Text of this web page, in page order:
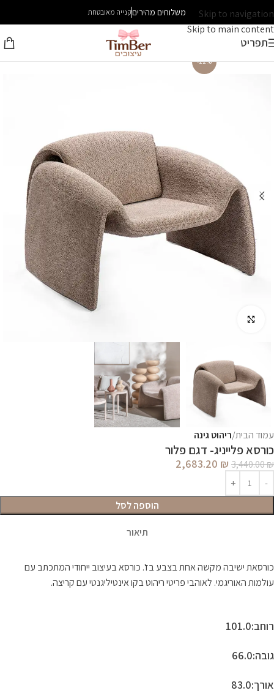
Skip to navigation
Skip to main content
משלוחים מהיריםקנייה מאובטחת
תפריט
עמוד הבית ריהוט גינה
כורסא פלייניג- דגם פלור
3,440.00₪
2,683.20 ₪
הוספה לסל
תיאור
כורסאת ישיבה מקשה אחת בצבע בז'. כורסא בעיצוב ייחודי המתכתב עם
עולמות האוריגמי. לאוהבי פריטי ריהוט בקו אינטיליגנטי עם קריצה.
רוחב:101.0
גובה:66.0
אורך:83.0
-22%